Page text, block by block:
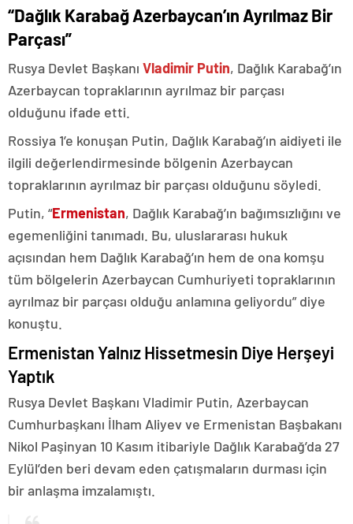
“Dağlık Karabağ Azerbaycan’ın Ayrılmaz Bir
Parçası”
Rusya Devlet Başkanı Vladimir Putin, Dağlık Karabağ’ın
Azerbaycan topraklarının ayrılmaz bir parçası
olduğunu ifade etti.
Rossiya 1’e konuşan Putin, Dağlık Karabağ’ın aidiyeti ile
ilgili değerlendirmesinde bölgenin Azerbaycan
topraklarının ayrılmaz bir parçası olduğunu söyledi.
Putin, “Ermenistan, Dağlık Karabağ’ın bağımsızlığını ve
egemenliğini tanımadı. Bu, uluslararası hukuk
açısından hem Dağlık Karabağ’ın hem de ona komşu
tüm bölgelerin Azerbaycan Cumhuriyeti topraklarının
ayrılmaz bir parçası olduğu anlamına geliyordu” diye
konuştu.
Ermenistan Yalnız Hissetmesin Diye Herşeyi
Yaptık
Rusya Devlet Başkanı Vladimir Putin, Azerbaycan
Cumhurbaşkanı İlham Aliyev ve Ermenistan Başbakanı
Nikol Paşinyan 10 Kasım itibariyle Dağlık Karabağ’da 27
Eylül’den beri devam eden çatışmaların durması için
bir anlaşma imzalamıştı.